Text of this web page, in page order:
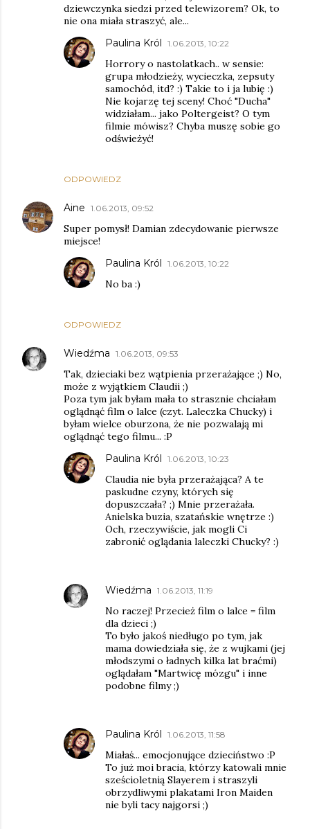
dziewczynka siedzi przed telewizorem? Ok, to
nie ona miała straszyć, ale...
ODPOWIEDZ
Paulina Król 1.06.2013, 10:22
Horrory o nastolatkach.. w sensie:
grupa młodzieży, wycieczka, zepsuty
samochód, itd? :) Takie to i ja lubię :)
Nie kojarzę tej sceny! Choć "Ducha"
widziałam... jako Poltergeist? O tym
filmie mówisz? Chyba muszę sobie go
odświeżyć!
Aine 1.06.2013, 09:52
Super pomysł! Damian zdecydowanie pierwsze
miejsce!
ODPOWIEDZ
Paulina Król 1.06.2013, 10:22
No ba :)
Wiedźma 1.06.2013, 09:53
Tak, dzieciaki bez wątpienia przerażające ;) No,
może z wyjątkiem Claudii ;)
Poza tym jak byłam mała to strasznie chciałam
oglądnąć film o lalce (czyt. Laleczka Chucky) i
byłam wielce oburzona, że nie pozwalają mi
oglądnąć tego filmu... :P
Paulina Król 1.06.2013, 10:23
Claudia nie była przerażająca? A te
paskudne czyny, których się
dopuszczała? ;) Mnie przerażała.
Anielska buzia, szatańskie wnętrze :)
Och, rzeczywiście, jak mogli Ci
zabronić oglądania laleczki Chucky? :)
Wiedźma 1.06.2013, 11:19
No raczej! Przecież film o lalce = film
dla dzieci ;)
To było jakoś niedługo po tym, jak
mama dowiedziała się, że z wujkami (jej
młodszymi o ładnych kilka lat braćmi)
oglądałam "Martwicę mózgu" i inne
podobne filmy ;)
Paulina Król 1.06.2013, 11:58
Miałaś... emocjonujące dzieciństwo :P
To już moi bracia, którzy katowali mnie
sześcioletnią Slayerem i straszyli
obrzydliwymi plakatami Iron Maiden
nie byli tacy najgorsi ;)